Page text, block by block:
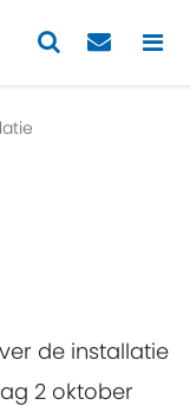
de installatie
2 oktober